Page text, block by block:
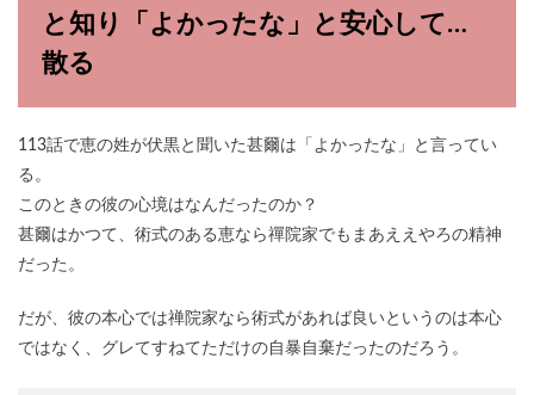
と知り「よかったな」と安心して…
散る
113話で恵の姓が伏黒と聞いた甚爾は「よかったな」と言ってい
る。
このときの彼の心境はなんだったのか？
甚爾はかつて、術式のある恵なら禪院家でもまあええやろの精神
だった。
だが、彼の本心では禅院家なら術式があれば良いというのは本心
ではなく、グレてすねてただけの自暴自棄だったのだろう。